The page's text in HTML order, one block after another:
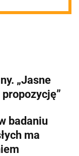
„Jasne
badaniu
ma